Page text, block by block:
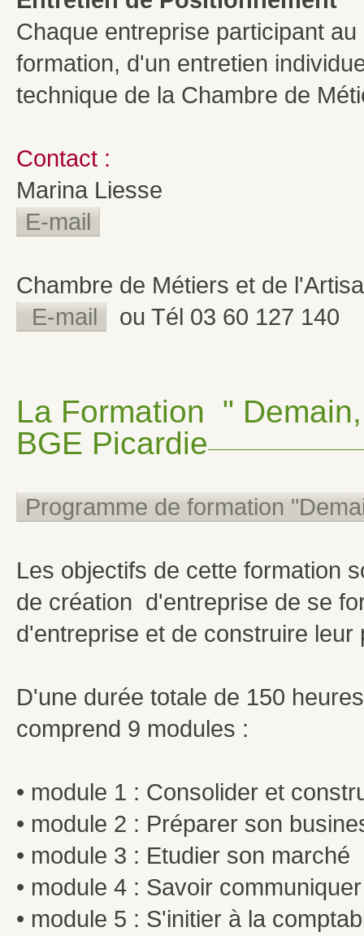
Chaque entreprise participant
formation, d'un entretien
technique de la Chambre de
Contact :
Marina Liesse
E-mail
Chambre de Métiers et de
E-mail
ou Tél 03 60 127 140
La Formation "
BGE Picardie
Programme de formation
Les objectifs de cette formation
de création d'entreprise de se
d'entreprise et de construire leur
D'une durée totale de 150
comprend 9 modules :
• module 1 : Consolider et
• module 2 : Préparer son
• module 3 : Etudier son marché
• module 4 : Savoir
• module 5 : S'initier à la